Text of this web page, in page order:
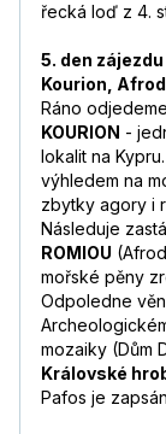
řecká loď z 4.
5. den zájezdu
Kourion,
Ráno
KOURION -
lokalit na
výhledem na
zbytky agory i
Následuje
ROMIOU
mořské pěny
Odpoledne
mozaiky (Dům
Královské
Pafos je